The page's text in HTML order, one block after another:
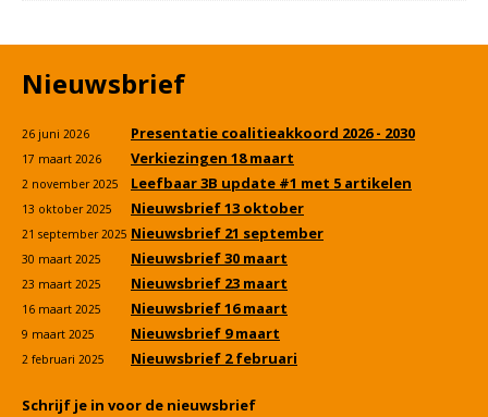
Nieuwsbrief
26 juni 2026 Presentatie coalitieakkoord 2026 - 2030
17 maart 2026 Verkiezingen 18 maart
2 november 2025 Leefbaar 3B update #1 met 5 artikelen
13 oktober 2025 Nieuwsbrief 13 oktober
21 september 2025 Nieuwsbrief 21 september
30 maart 2025 Nieuwsbrief 30 maart
23 maart 2025 Nieuwsbrief 23 maart
16 maart 2025 Nieuwsbrief 16 maart
9 maart 2025 Nieuwsbrief 9 maart
2 februari 2025 Nieuwsbrief 2 februari
Schrijf je in voor de nieuwsbrief